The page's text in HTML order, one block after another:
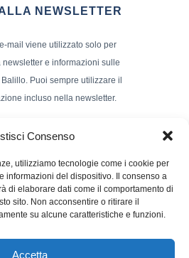
Consenso
utilizziamo tecnologie come i cookie per
informazioni del dispositivo. Il consenso a
di elaborare dati come il comportamento di
sito. Non acconsentire o ritirare il
su alcune caratteristiche e funzioni.
Accetta
NEWSLETTER
e-mail viene utilizzato solo per
newsletter e informazioni sulle
Puoi sempre utilizzare il
incluso nella newsletter.
e Cognome